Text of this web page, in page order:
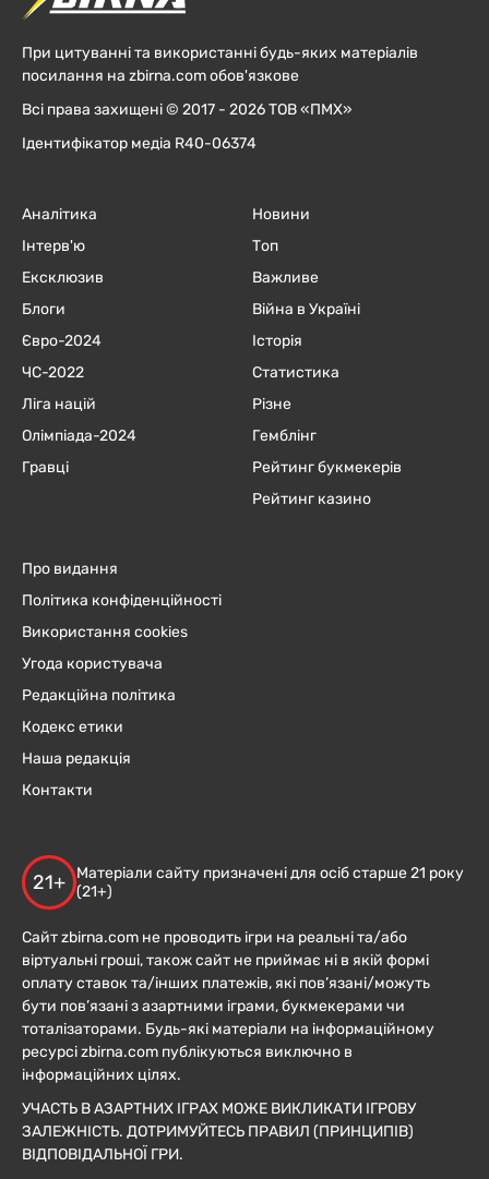
При цитуванні та використанні будь-яких матеріалів
посилання на zbirna.com обов'язкове
Всі права захищені © 2017 - 2026 ТОВ «ПМХ»
Ідентифікатор медіа R40-06374
Аналітика
Інтерв'ю
Ексклюзив
Блоги
Євро-2024
ЧC-2022
Ліга націй
Олімпіада-2024
Гравці
Новини
Топ
Важливе
Війна в Україні
Історія
Статистика
Різне
Гемблінг
Рейтинг букмекерів
Рейтинг казино
Про видання
Політика конфіденційності
Використання cookies
Угода користувача
Редакційна політика
Кодекс етики
Наша редакція
Контакти
21+
Матеріали сайту призначені для осіб старше 21 року
(21+)
Сайт zbirna.com не проводить ігри на реальні та/або
віртуальні гроші, також сайт не приймає ні в якій формі
оплату ставок та/інших платежів, які пов’язані/можуть
бути пов’язані з азартними іграми, букмекерами чи
тоталізаторами. Будь-які матеріали на інформаційному
ресурсі zbirna.com публікуються виключно в
інформаційних цілях.
УЧАСТЬ В АЗАРТНИХ ІГРАХ МОЖЕ ВИКЛИКАТИ ІГРОВУ
ЗАЛЕЖНІСТЬ. ДОТРИМУЙТЕСЬ ПРАВИЛ (ПРИНЦИПІВ)
ВІДПОВІДАЛЬНОЇ ГРИ.